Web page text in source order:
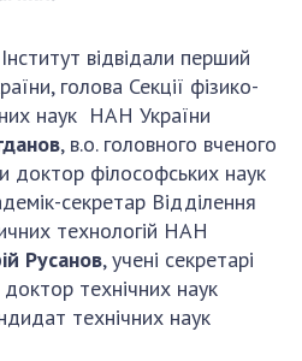
НАН України
НАН України
НАН України
видавнича діяльність
власності та
в наукових установах
національне
відвідали перший
голова Секції фізико-
наук НАН України
, в.о. головного вченого
доктор філософських наук
секретар Відділення
технологій НАН
Русанов, учені секретарі
технічних наук
технічних наук